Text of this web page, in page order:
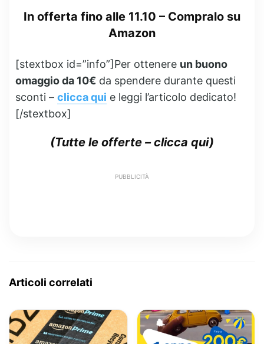
In offerta fino alle 11.10 – Compralo su
Amazon
[stextbox id=”info”]Per ottenere un buono
omaggio da 10€ da spendere durante questi
sconti – clicca qui e leggi l’articolo dedicato!
[/stextbox]
(Tutte le offerte – clicca qui)
PUBBLICITÀ
Articoli correlati